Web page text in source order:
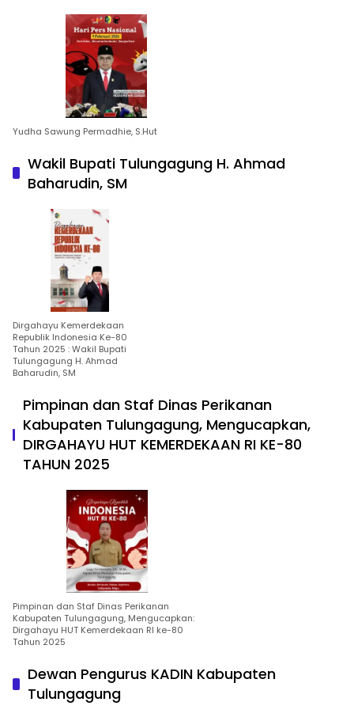
Yudha Sawung Permadhie, S.Hut
Wakil Bupati Tulungagung H. Ahmad
Baharudin, SM
Dirgahayu Kemerdekaan
Republik Indonesia Ke-80
Tahun 2025 : Wakil Bupati
Tulungagung H. Ahmad
Baharudin, SM
Pimpinan dan Staf Dinas Perikanan
Kabupaten Tulungagung, Mengucapkan,
DIRGAHAYU HUT KEMERDEKAAN RI KE-80
TAHUN 2025
Pimpinan dan Staf Dinas Perikanan
Kabupaten Tulungagung, Mengucapkan:
Dirgahayu HUT Kemerdekaan RI ke-80
Tahun 2025
Dewan Pengurus KADIN Kabupaten
Tulungagung